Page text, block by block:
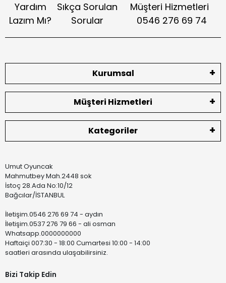
Yardım
Lazım Mı?
Sıkça Sorulan
Sorular
Müşteri Hizmetleri
0546 276 69 74
Kurumsal
Müşteri Hizmetleri
Kategoriler
Umut Oyuncak
Mahmutbey Mah.2448 sok
İstoç 28.Ada No:10/12
Bağcılar/İSTANBUL
İletişim.0546 276 69 74 - aydın
İletişim.0537 276 79 66 - ali osman
Whatsapp.0000000000
Haftaiçi 007:30 - 18:00 Cumartesi 10:00 - 14:00
saatleri arasında ulaşabilirsiniz.
Bizi Takip Edin